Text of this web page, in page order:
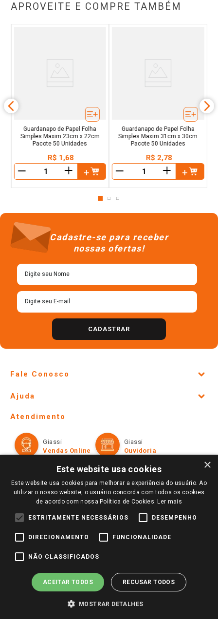
APROVEITE E COMPRE TAMBÉM
Guardanapo de Papel Folha
Simples Maxim 23cm x 22cm
Pacote 50 Unidades
R$ 1,68
＋
Guardanapo de Papel Folha
Simples Maxim 31cm x 30cm
Pacote 50 Unidades
R$ 2,78
＋
Cadastre-se para receber
nossas ofertas!
CADASTRAR
Fale Conosco
Lojas Físicas e Horários
Ofertas
Televendas
Amigo Giassi
Perguntas frequentes
Ajuda
Formas de Pagamento
Políticas de entrega
Atendimento
Giassi
Vendas Online
Giassi
Ouvidoria
Redes Sociais
×
Este website usa cookies
Este website usa cookies para melhorar a experiência do usuário. Ao
utilizar o nosso website, o usuário concorda com todos os cookies
de acordo com nossa Política de Cookies. Ler mais
ESTRITAMENTE NECESSÁRIOS DESEMPENHO
DIRECIONAMENTO FUNCIONALIDADE
NÃO CLASSIFICADOS
ACEITAR TODOS RECUSAR TODOS
MOSTRAR DETALHES